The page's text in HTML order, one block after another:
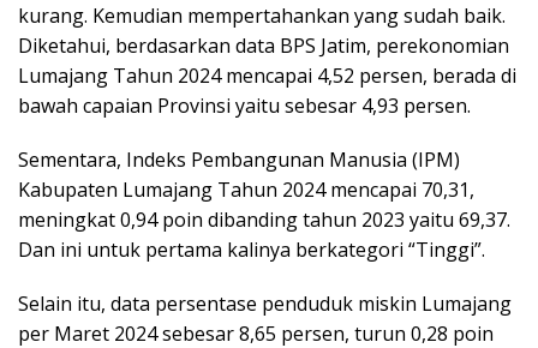
kurang. Kemudian mempertahankan yang sudah baik.
Diketahui, berdasarkan data BPS Jatim, perekonomian
Lumajang Tahun 2024 mencapai 4,52 persen, berada di
bawah capaian Provinsi yaitu sebesar 4,93 persen.
Sementara, Indeks Pembangunan Manusia (IPM)
Kabupaten Lumajang Tahun 2024 mencapai 70,31,
meningkat 0,94 poin dibanding tahun 2023 yaitu 69,37.
Dan ini untuk pertama kalinya berkategori “Tinggi”.
Selain itu, data persentase penduduk miskin Lumajang
per Maret 2024 sebesar 8,65 persen, turun 0,28 poin